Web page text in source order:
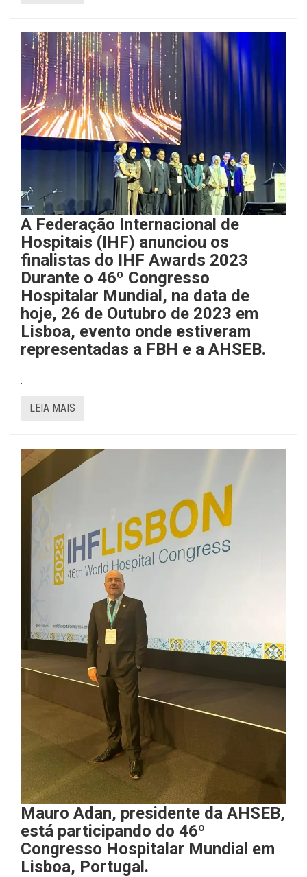
A Federação Internacional de
Hospitais (IHF) anunciou os
finalistas do IHF Awards 2023
Durante o 46º Congresso
Hospitalar Mundial, na data de
hoje, 26 de Outubro de 2023 em
Lisboa, evento onde estiveram
representadas a FBH e a AHSEB.
.
LEIA MAIS
Mauro Adan, presidente da AHSEB,
está participando do 46º
Congresso Hospitalar Mundial em
Lisboa, Portugal.